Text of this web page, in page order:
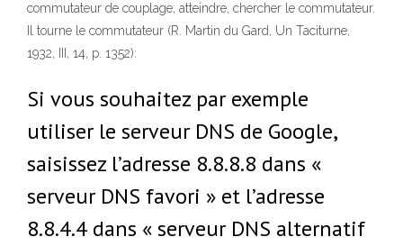
commutateur de couplage; atteindre, chercher le commutateur.
Il tourne le commutateur (R. Martin du Gard, Un Taciturne,
1932, III, 14, p. 1352):
Si vous souhaitez par exemple
utiliser le serveur DNS de Google,
saisissez l’adresse 8.8.8.8 dans «
serveur DNS favori » et l’adresse
8.8.4.4 dans « serveur DNS alternatif